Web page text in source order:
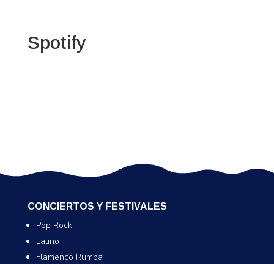
Spotify
CONCIERTOS Y FESTIVALES
Pop Rock
Latino
Flamenco Rumba